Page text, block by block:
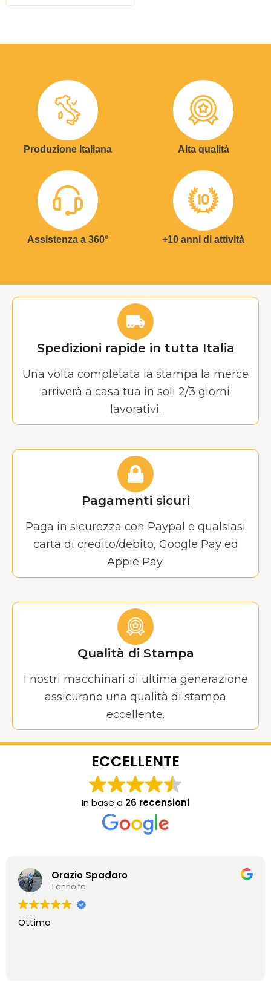
Produzione Italiana Alta qualità
Assistenza a 360° +10 anni di attività
Spedizioni rapide in tutta Italia
Una volta completata la stampa la merce
arriverà a casa tua in soli 2/3 giorni
lavorativi.
Pagamenti sicuri
Paga in sicurezza con Paypal e qualsiasi
carta di credito/debito, Google Pay ed
Apple Pay.
Qualità di Stampa
I nostri macchinari di ultima generazione
assicurano una qualità di stampa
eccellente.
ECCELLENTE
In base a 26 recensioni
Orazio Spadaro
1 anno fa
Ottimo